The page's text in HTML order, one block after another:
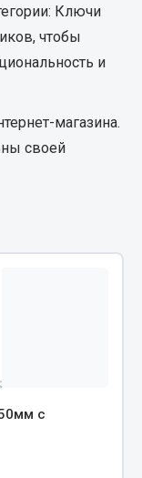
Ключи
чтобы
и
магазина.
своей
с